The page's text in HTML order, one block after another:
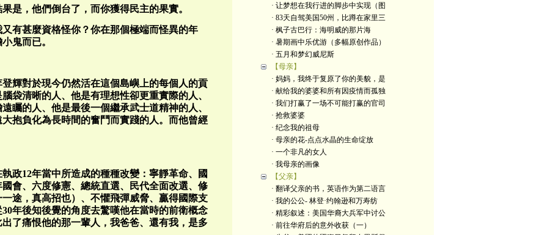
是，他們倒台了，而你獲得民主的果實。
有甚麼資格怪你？你在那個極端而怪異的年
鬼而已。
輝對於現今仍然活在這個島嶼上的每個人的貢
袋清晰的人、他是有理想性卻更重實際的人、
矚的人、他是最後一個繼承武士道精神的人、
抱負化為長時間的奮鬥而實踐的人。而他曾經
政12年當中所造成的種種改變：寧靜革命、國
會、六度修憲、總統直選、民代全面改選、修
途，真高招也）、不懼飛彈威脅、贏得國際支
年後知後覺的角度去驚嘆他在當時的前衛概念
了痛恨他的那一輩人，我爸爸、還有我，是多
· 让梦想在我行进的脚步中实现（图
· 83天自驾美国50州，比蹲在家里三
· 枫子古巴行：海明威的那片海
· 暑期画中乐优游（多幅原创作品）
· 五月和梦幻威尼斯
【母亲】
· 妈妈，我终于复原了你的美貌，是
· 献给我的婆婆和所有因疫情而孤独
· 我们打赢了一场不可能打赢的官司
· 抢救婆婆
· 纪念我的祖母
· 母亲的花-点点水晶的生命绽放
· 一个非凡的女人
· 我母亲的画像
【父亲】
· 翻译父亲的书，英语作为第二语言
· 我的公公- 林登·约翰逊和万寿纺
· 精彩叙述：美国华裔大兵军中讨公
· 前往华府后的意外收获（一）